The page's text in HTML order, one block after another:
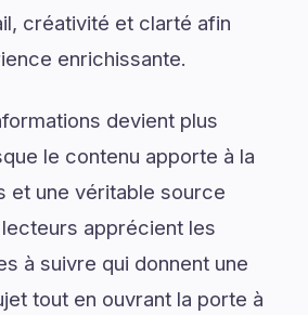
créativité et clarté afin
enrichissante.
devient plus
le contenu apporte à la
et une véritable source
lecteurs apprécient les
à suivre qui donnent une
tout en ouvrant la porte à